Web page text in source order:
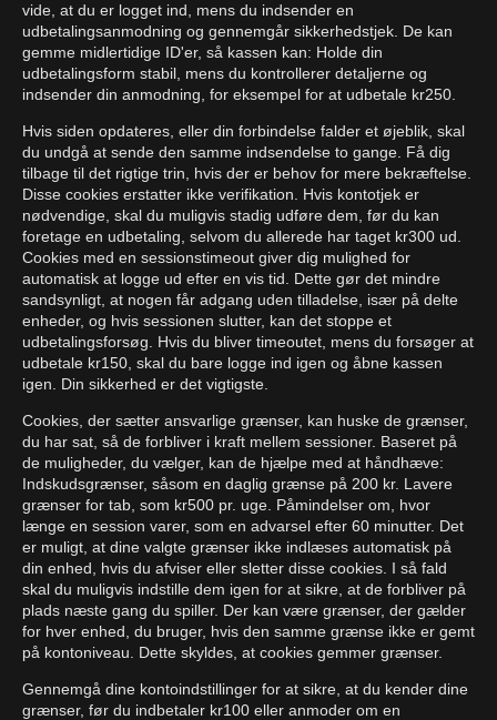
vide, at du er logget ind, mens du indsender en
udbetalingsanmodning og gennemgår sikkerhedstjek. De kan
gemme midlertidige ID'er, så kassen kan: Holde din
udbetalingsform stabil, mens du kontrollerer detaljerne og
indsender din anmodning, for eksempel for at udbetale kr250.
Hvis siden opdateres, eller din forbindelse falder et øjeblik, skal
du undgå at sende den samme indsendelse to gange. Få dig
tilbage til det rigtige trin, hvis der er behov for mere bekræftelse.
Disse cookies erstatter ikke verifikation. Hvis kontotjek er
nødvendige, skal du muligvis stadig udføre dem, før du kan
foretage en udbetaling, selvom du allerede har taget kr300 ud.
Cookies med en sessionstimeout giver dig mulighed for
automatisk at logge ud efter en vis tid. Dette gør det mindre
sandsynligt, at nogen får adgang uden tilladelse, især på delte
enheder, og hvis sessionen slutter, kan det stoppe et
udbetalingsforsøg. Hvis du bliver timeoutet, mens du forsøger at
udbetale kr150, skal du bare logge ind igen og åbne kassen
igen. Din sikkerhed er det vigtigste.
Cookies, der sætter ansvarlige grænser, kan huske de grænser,
du har sat, så de forbliver i kraft mellem sessioner. Baseret på
de muligheder, du vælger, kan de hjælpe med at håndhæve:
Indskudsgrænser, såsom en daglig grænse på 200 kr. Lavere
grænser for tab, som kr500 pr. uge. Påmindelser om, hvor
længe en session varer, som en advarsel efter 60 minutter. Det
er muligt, at dine valgte grænser ikke indlæses automatisk på
din enhed, hvis du afviser eller sletter disse cookies. I så fald
skal du muligvis indstille dem igen for at sikre, at de forbliver på
plads næste gang du spiller. Der kan være grænser, der gælder
for hver enhed, du bruger, hvis den samme grænse ikke er gemt
på kontoniveau. Dette skyldes, at cookies gemmer grænser.
Gennemgå dine kontoindstillinger for at sikre, at du kender dine
grænser, før du indbetaler kr100 eller anmoder om en